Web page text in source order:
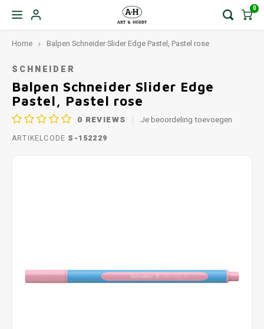
0
Home Balpen Schneider Slider Edge Pastel, Pastel rose
SCHNEIDER
Balpen Schneider Slider Edge
Pastel, Pastel rose
0 REVIEWS Je beoordeling toevoegen
ARTIKELCODE S-152229